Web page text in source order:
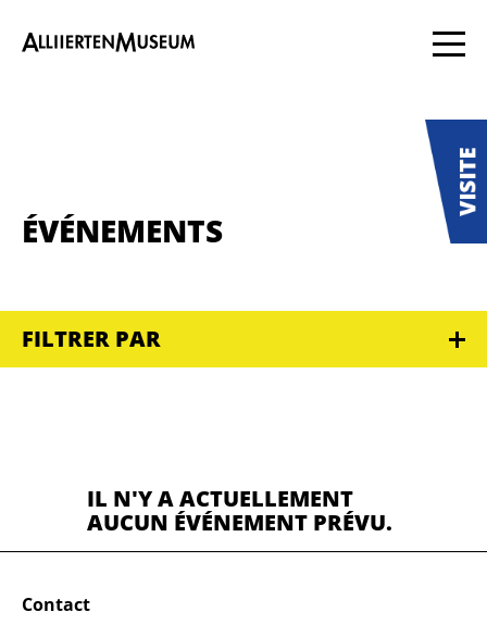
ÉVÉNEMENTS
FILTRER PAR
IL N'Y A ACTUELLEMENT
AUCUN ÉVÉNEMENT PRÉVU.
Contact